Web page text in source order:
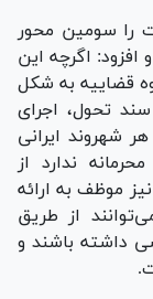
را سومین محور
اگرچه این
قضاییه به شکل
تحول، اجرای
شهروند ایرانی
ندارد از
موظف به ارائه
از طریق
داشته باشند و